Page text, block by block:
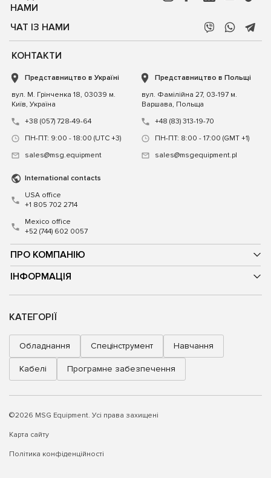
НАМИ
ЧАТ ІЗ НАМИ
ПРО КОМПАНІЮ
ІНФОРМАЦІЯ
КОНТАКТИ
Представництво в Україні
вул. М. Грінченка 18, 03039 м.
Київ, Україна
+38 (057) 728-49-64
ПН-ПТ: 9:00 - 18:00 (UTC +3)
sales@msg.equipment
Представництво в Польщі
вул. Фамілійна 27, 03-197 м.
Варшава, Польща
+48 (83) 313-19-70
ПН-ПТ: 8:00 - 17:00 (GMT +1)
sales@msgequipment.pl
International contacts
USA office
+1 805 702 2714
Mexico office
+52 (744) 602 0057
КАТЕГОРІЇ
Обладнання Спецінструмент Навчання
Кабелі Програмне забезпечення
©2026 MSG Equipment. Усі права захищені
Карта сайту
Політика конфіденційності